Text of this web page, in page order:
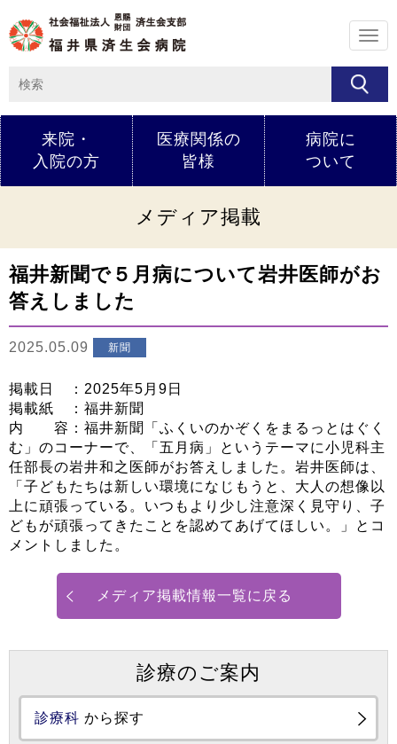
メ
ニ
ュ
来院・
入院の方
医療関係の
皆様
病院に
ついて
メディア掲載
福井新聞で５月病について岩井医師がお
答えしました
2025.05.09 新聞
掲載日 ：2025年5月9日
掲載紙 ：福井新聞
内 容：福井新聞「ふくいのかぞくをまるっとはぐく
む」のコーナーで、「五月病」というテーマに小児科主
任部長の岩井和之医師がお答えしました。岩井医師は、
「子どもたちは新しい環境になじもうと、大人の想像以
上に頑張っている。いつもより少し注意深く見守り、子
どもが頑張ってきたことを認めてあげてほしい。」とコ
メントしました。
メディア掲載情報一覧に戻る
診療のご案内
診療科 から探す